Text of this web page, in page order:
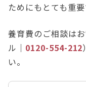
ためにもとても重要
養育費のご相談は
ル｜ 0120-554-212
い。